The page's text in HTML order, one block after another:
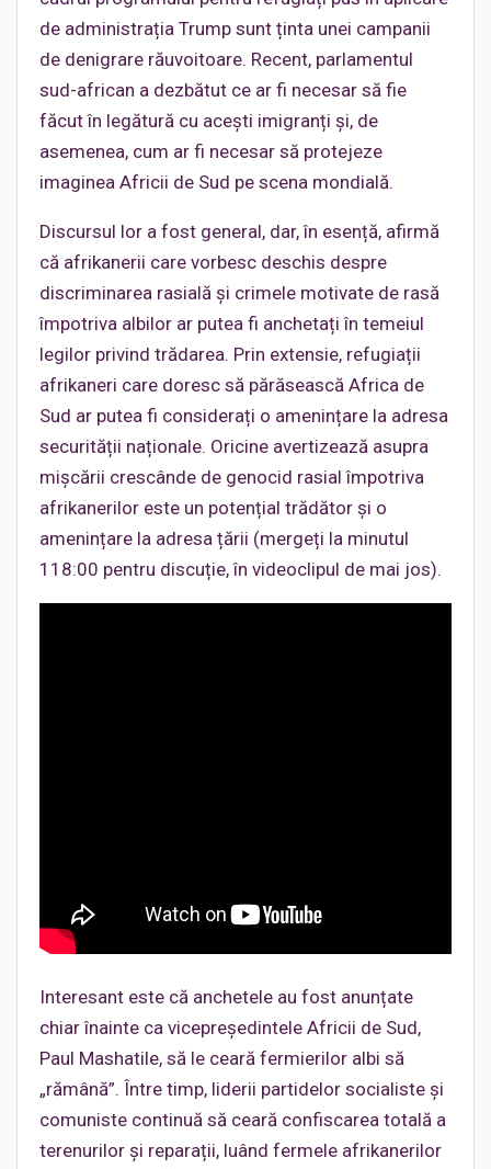
de administrația Trump sunt ținta unei campanii
de denigrare răuvoitoare. Recent, parlamentul
sud-african a dezbătut ce ar fi necesar să fie
făcut în legătură cu acești imigranți și, de
asemenea, cum ar fi necesar să protejeze
imaginea Africii de Sud pe scena mondială.
Discursul lor a fost general, dar, în esență, afirmă
că afrikanerii care vorbesc deschis despre
discriminarea rasială și crimele motivate de rasă
împotriva albilor ar putea fi anchetați în temeiul
legilor privind trădarea. Prin extensie, refugiații
afrikaneri care doresc să părăsească Africa de
Sud ar putea fi considerați o amenințare la adresa
securității naționale. Oricine avertizează asupra
mișcării crescânde de genocid rasial împotriva
afrikanerilor este un potențial trădător și o
amenințare la adresa țării (mergeți la minutul
118:00 pentru discuție, în videoclipul de mai jos).
Interesant este că anchetele au fost anunțate
chiar înainte ca vicepreședintele Africii de Sud,
Paul Mashatile, să le ceară fermierilor albi să
„rămână”. Între timp, liderii partidelor socialiste și
comuniste continuă să ceară confiscarea totală a
terenurilor și reparații, luând fermele afrikanerilor